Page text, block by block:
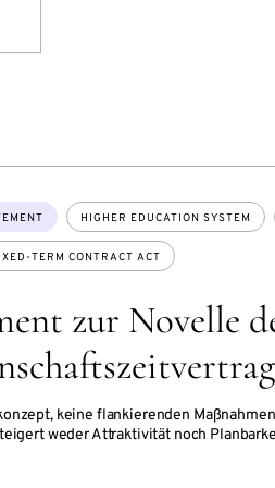
zur Novelle
keine flankierenden
weder Attraktivität noch
HIGHER EDUCATION SYSTEM
TERM CONTRACT ACT